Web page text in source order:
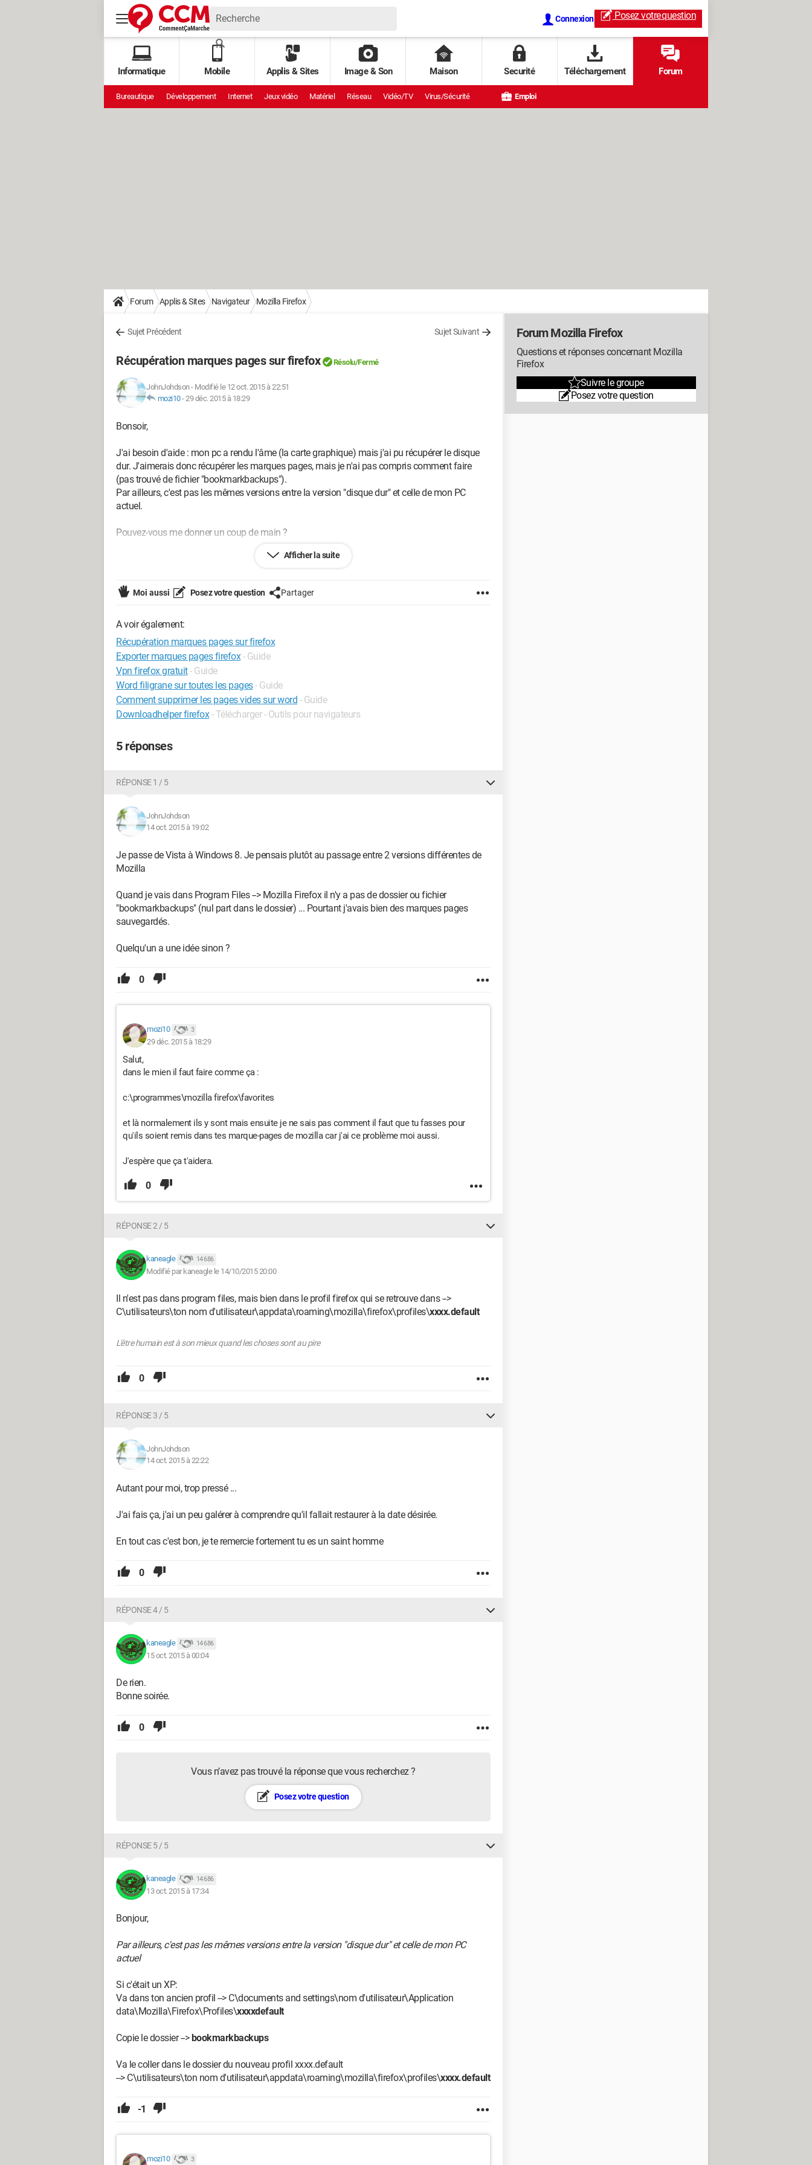
Connexion Posez votrequestion
Informatique Mobile Applis & Sites Image & Son Maison Securité Téléchargement Forum
Bureautique Développement Internet Jeux vidéo Matériel Réseau Vidéo/TV Virus/Sécurité Emploi
Forum Applis & Sites Navigateur Mozilla Firefox
Sujet Précédent Sujet Suivant
Récupération marques pages sur firefox Résolu/Fermé
JohnJohdson- Modifié le 12 oct. 2015 à 22:51
mozi10-29 déc. 2015 à 18:29
Bonsoir,
J'ai besoin d'aide : mon pc a rendu l'âme (la carte graphique) mais j'ai pu récupérer le disque
dur. J'aimerais donc récupérer les marques pages, mais je n'ai pas compris comment faire
(pas trouvé de fichier "bookmarkbackups").
Par ailleurs, c'est pas les mêmes versions entre la version "disque dur" et celle de mon PC
actuel.
Pouvez-vous me donner un coup de main ?
Afficher la suite
Moi aussi Posez votre question Partager
A voir également:
Récupération marques pages sur firefox
Exporter marques pages firefox - Guide
Vpn firefox gratuit- Guide
Word filigrane sur toutes les pages- Guide
Comment supprimer les pages vides sur word - Guide
Downloadhelper firefox - Télécharger - Outils pour navigateurs
5 réponses
RÉPONSE 1 / 5
JohnJohdson
14 oct. 2015 à 19:02
Je passe de Vista à Windows 8. Je pensais plutôt au passage entre 2 versions différentes de
Mozilla
Quand je vais dans Program Files --> Mozilla Firefox il n'y a pas de dossier ou fichier
"bookmarkbackups" (nul part dans le dossier) ... Pourtant j'avais bien des marques pages
sauvegardés.
Quelqu'un a une idée sinon ?
0
mozi10 3
29 déc. 2015 à 18:29
Salut,
dans le mien il faut faire comme ça :
c:\programmes\mozilla firefox\favorites
et là normalement ils y sont mais ensuite je ne sais pas comment il faut que tu fasses pour
qu'ils soient remis dans tes marque-pages de mozilla car j'ai ce problème moi aussi.
J'espère que ça t'aidera.
0
RÉPONSE 2 / 5
kaneagle 14 686
Modifié par kaneagle le 14/10/2015 20:00
Il n'est pas dans program files, mais bien dans le profil firefox qui se retrouve dans -->
C\utilisateurs\ton nom d'utilisateur\appdata\roaming\mozilla\firefox\profiles\xxxx.default
L'être humain est à son mieux quand les choses sont au pire
0
RÉPONSE 3 / 5
JohnJohdson
14 oct. 2015 à 22:22
Autant pour moi, trop pressé ...
J'ai fais ça, j'ai un peu galérer à comprendre qu'il fallait restaurer à la date désirée.
En tout cas c'est bon, je te remercie fortement tu es un saint homme
0
RÉPONSE 4 / 5
kaneagle 14 686
15 oct. 2015 à 00:04
De rien.
Bonne soirée.
0
Vous n’avez pas trouvé la réponse que vous recherchez ?
Posez votre question
RÉPONSE 5 / 5
kaneagle 14 686
13 oct. 2015 à 17:34
Bonjour,
Par ailleurs, c'est pas les mêmes versions entre la version "disque dur" et celle de mon PC
actuel
Si c'était un XP:
Va dans ton ancien profil --> C\documents and settings\nom d'utilisateur\Application
data\Mozilla\Firefox\Profiles\xxxxdefault
Copie le dossier -->bookmarkbackups
Va le coller dans le dossier du nouveau profil xxxx.default
--> C\utilisateurs\ton nom d'utilisateur\appdata\roaming\mozilla\firefox\profiles\xxxx.default
-1
mozi10 3
Forum Mozilla Firefox
Questions et réponses concernant Mozilla
Firefox
Suivre le groupe
Posez votre question